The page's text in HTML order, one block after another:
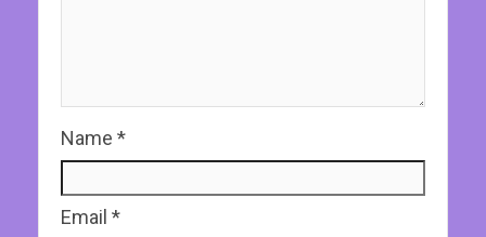
Name *
Email *